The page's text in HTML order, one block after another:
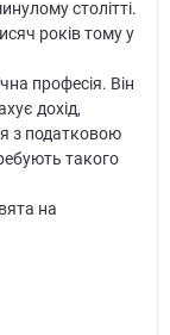
столітті.
років тому у
професія. Він
дохід,
з податковою
такого
на